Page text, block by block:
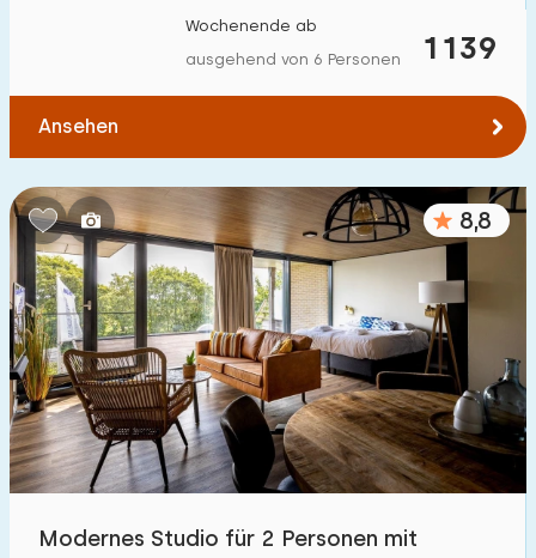
1139
Wochenende ab
ausgehend von 6 Personen
Ansehen
8,8
Modernes Studio für 2 Personen mit